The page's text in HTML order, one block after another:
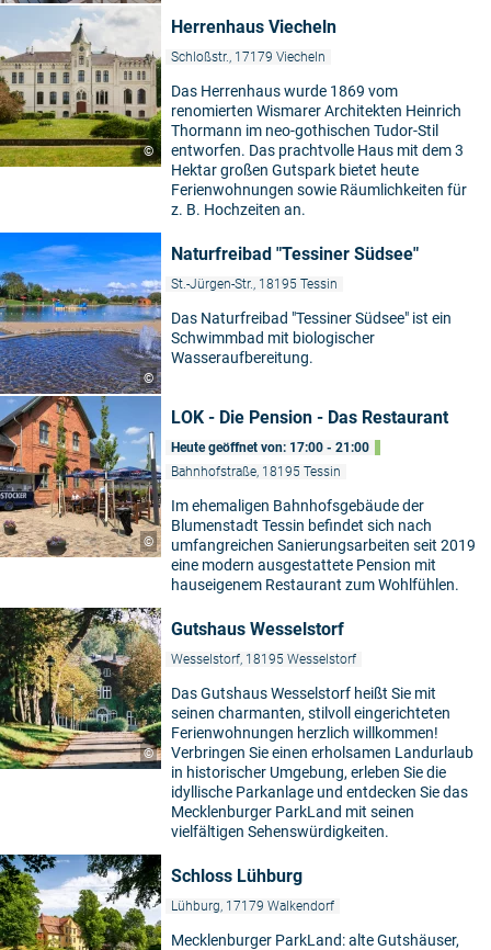
©
Herrenhaus Viecheln
Schloßstr., 17179 Viecheln
Das Herrenhaus wurde 1869 vom
renomierten Wismarer Architekten Heinrich
Thormann im neo-gothischen Tudor-Stil
entworfen. Das prachtvolle Haus mit dem 3
Hektar großen Gutspark bietet heute
Ferienwohnungen sowie Räumlichkeiten für
z. B. Hochzeiten an.
©
Naturfreibad "Tessiner Südsee"
St.-Jürgen-Str., 18195 Tessin
Das Naturfreibad "Tessiner Südsee" ist ein
Schwimmbad mit biologischer
Wasseraufbereitung.
©
LOK - Die Pension - Das Restaurant
Heute geöffnet von: 17:00 - 21:00
Bahnhofstraße, 18195 Tessin
Im ehemaligen Bahnhofsgebäude der
Blumenstadt Tessin befindet sich nach
umfangreichen Sanierungsarbeiten seit 2019
eine modern ausgestattete Pension mit
hauseigenem Restaurant zum Wohlfühlen.
©
Gutshaus Wesselstorf
Wesselstorf, 18195 Wesselstorf
Das Gutshaus Wesselstorf heißt Sie mit
seinen charmanten, stilvoll eingerichteten
Ferienwohnungen herzlich willkommen!
Verbringen Sie einen erholsamen Landurlaub
in historischer Umgebung, erleben Sie die
idyllische Parkanlage und entdecken Sie das
Mecklenburger ParkLand mit seinen
vielfältigen Sehenswürdigkeiten.
Schloss Lühburg
Lühburg, 17179 Walkendorf
Mecklenburger ParkLand: alte Gutshäuser,